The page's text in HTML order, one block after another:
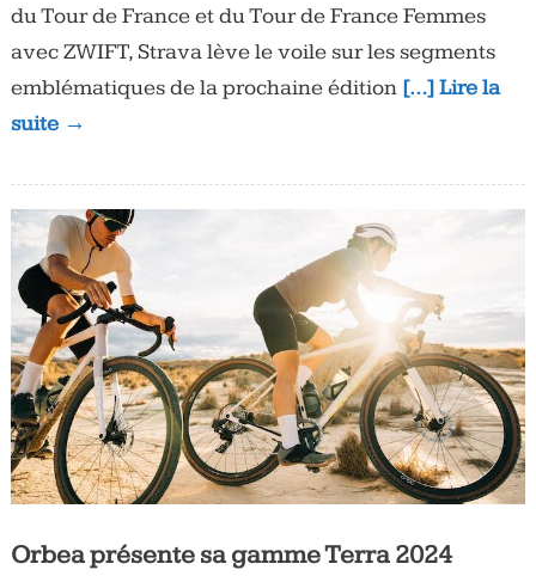
du Tour de France et du Tour de France Femmes
avec ZWIFT, Strava lève le voile sur les segments
emblématiques de la prochaine édition […] Lire la
suite →
Orbea présente sa gamme Terra 2024